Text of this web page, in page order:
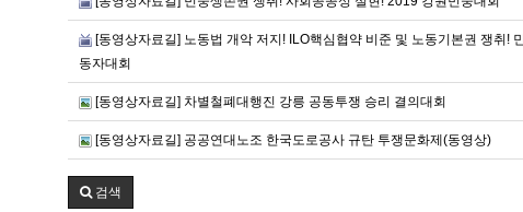
[동영상자료길] 노동법 개악 저지! ILO핵심협약 비준 및 노동기본권 쟁취!
동자대회
[동영상자료길] 차별철폐대행진 강릉 공동투쟁 승리 결의대회
[동영상자료길] 공공연대노조 한국도로공사 규탄 투쟁문화제(동영상)
검색